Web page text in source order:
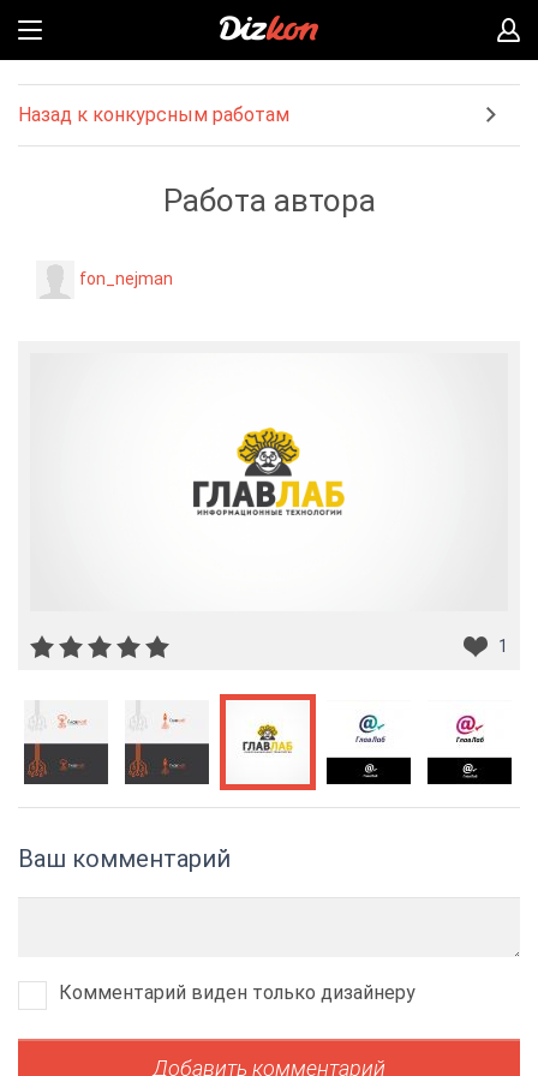
Назад к конкурсным работам
Работа автора
fon_nejman
1
Ваш комментарий
Комментарий виден только дизайнеру